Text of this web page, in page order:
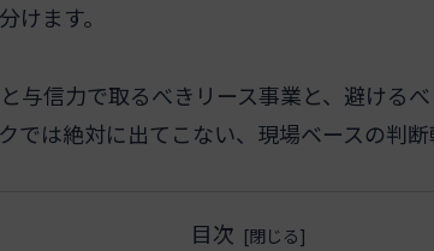
けます。
与信力で取るべきリース事業と、避ける
では絶対に出てこない、現場ベースの判断
目次